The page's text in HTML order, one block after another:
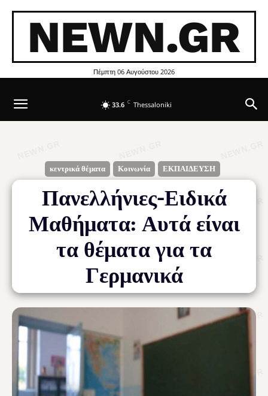
NEWN.GR
Πέμπτη 06 Αυγούστου 2026
33.6 C Thessaloniki
κεντρικά θέματα Κοινωνία ΕΚΠΑΙΔΕΥΣΗ
Πανελλήνιες-Ειδικά
Μαθήματα: Αυτά είναι
τα θέματα για τα
Γερμανικά